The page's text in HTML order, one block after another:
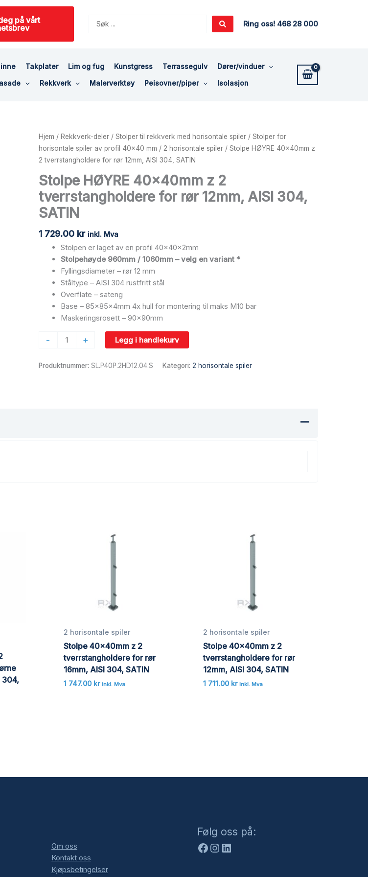
på vårt
Search
Ring oss! 468 28 000
Takplater Lim og fug Kunstgress Terrassegulv
Dører/vinduer
Rekkverk Malerverktøy Peisovner/piper Isolasjon
Hjem / Rekkverk-deler/ Stolper til rekkverk med horisontale spiler/ Stolper for
horisontale spiler av profil 40x40 mm / 2 horisontale spiler/ Stolpe HØYRE 40x40mm z
2 tverrstangholdere for rør 12mm, AISI 304, SATIN
Stolpe HØYRE 40x40mm z 2
tverrstangholdere for rør 12mm, AISI 304,
SATIN
1 729.00 kr inkl. Mva
Stolpen er laget av en profil 40x40x2mm
Stolpehøyde 960mm / 1060mm – velg en variant *
Fyllingsdiameter – rør 12 mm
Ståltype – AISI 304 rustfritt stål
Overflate – sateng
Base – 85x85x4mm 4x hull for montering til maks M10 bar
Maskeringsrosett – 90x90mm
-
Stolpe
HØYRE
40x40mm
2
tverrstangholdere
for
rør
12mm,
+ Legg i handlekurv
Produktnummer: SL.P40P.2HD12.04.S Kategori: 2 horisontale spiler
304,
2 horisontale spiler
Stolpe 40x40mm z 2
tverrstangholdere for rør
16mm, AISI 304, SATIN
1 747.00 kr inkl. Mva
2 horisontale spiler
Stolpe 40x40mm z 2
tverrstangholdere for rør
12mm, AISI 304, SATIN
1 711.00 kr inkl. Mva
Om oss
Kontakt oss
Kjøpsbetingelser
Følg oss på:
Facebook
Instagram
LinkedIn